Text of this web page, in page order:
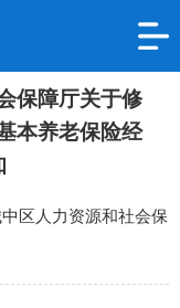
保障厅关于修
本养老保险经
区人力资源和社会保